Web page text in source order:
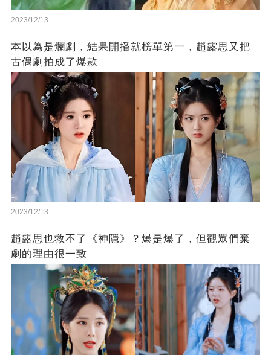
2023/12/13
本以為是爛劇，結果開播就榜單第一，趙露思又把
古偶劇拍成了爆款
2023/12/13
趙露思也救不了《神隱》？爆是爆了，但觀眾們棄
劇的理由很一致